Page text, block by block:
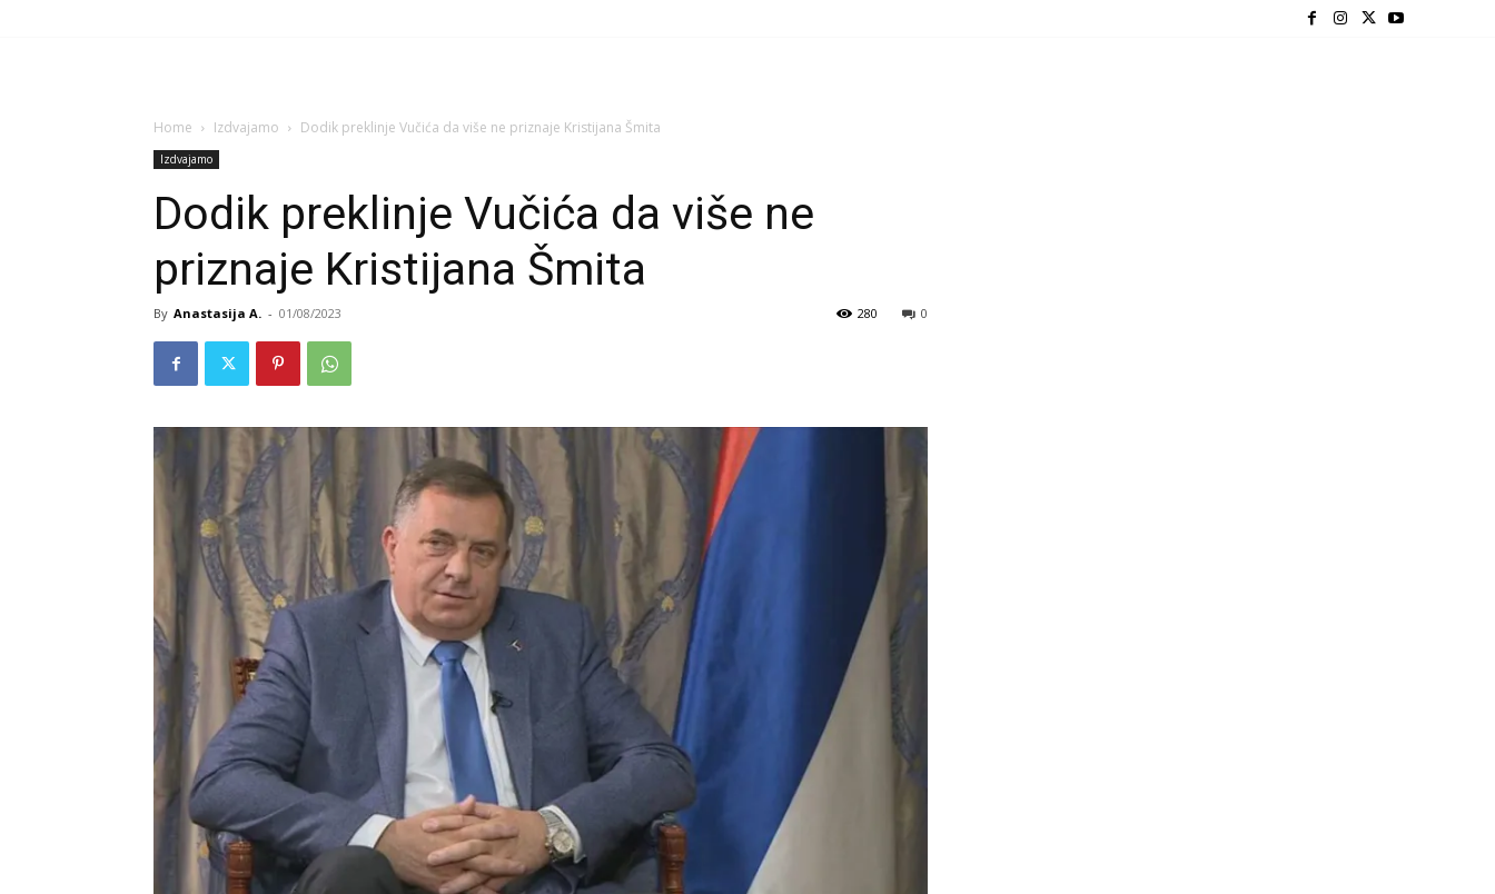
Home Izdvajamo Dodik preklinje Vučića da više ne priznaje Kristijana Šmita
Izdvajamo
Dodik preklinje Vučića da više ne
priznaje Kristijana Šmita
By Anastasija A. - 01/08/2023 0
280